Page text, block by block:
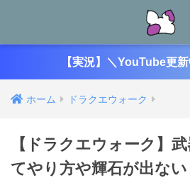
【実況】＼YouTube更新
ホーム ドラクエウォーク
【ドラクエウォーク】
てやり方や輝石が出な